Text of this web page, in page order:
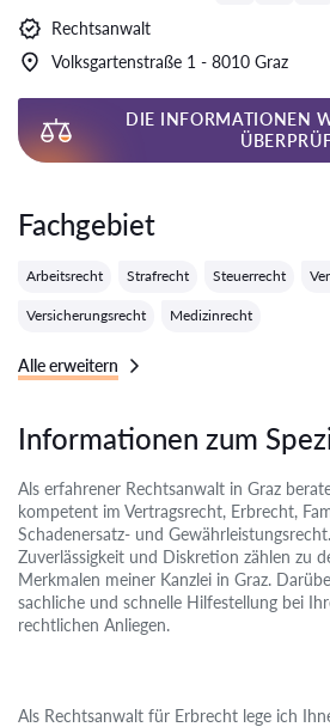
Rechtsanwalt
Volksgartenstraße 1 - 8010 Graz
DIE INFORMATIONEN
Fachgebiet
Arbeitsrecht Strafrecht Steuerrecht
Versicherungsrecht Medizinrecht
Alle erweitern
Informationen zum
Als erfahrener Rechtsanwalt in Graz
kompetent im Vertragsrecht, Erbrecht,
Schadenersatz- und
Zuverlässigkeit und Diskretion zählen zu
Merkmalen meiner Kanzlei in Graz.
sachliche und schnelle Hilfestellung bei
rechtlichen Anliegen.
Als Rechtsanwalt für Erbrecht lege ich